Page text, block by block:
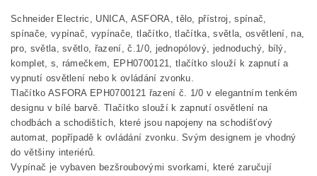
Schneider Electric, UNICA, ASFORA, tělo, přístroj, spínač,
spínače, vypínač, vypínače, tlačítko, tlačítka, světla, osvětlení, na,
pro, světla, světlo, řazení, č.1/0, jednopólový, jednoduchý, bílý,
komplet, s, rámečkem, EPH0700121, tlačítko slouží k zapnutí a
vypnutí osvětlení nebo k ovládání zvonku.
Tlačítko ASFORA EPH0700121 řazení č. 1/0 v elegantním tenkém
designu v bílé barvě. Tlačítko slouží k zapnutí osvětlení na
chodbách a schodištích, které jsou napojeny na schodišťový
automat, popřípadě k ovládání zvonku. Svým designem je vhodný
do většiny interiérů.
Vypínač je vybaven bezšroubovými svorkami, které zaručují